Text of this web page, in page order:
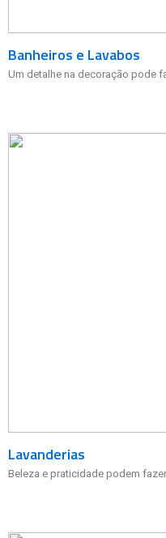
Banheiros e Lavabos
Um detalhe na decoração pode
Lavanderias
Beleza e praticidade podem